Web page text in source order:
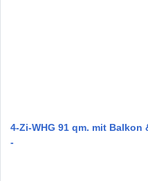
4-Zi-WHG 91 qm. mit Balkon
-